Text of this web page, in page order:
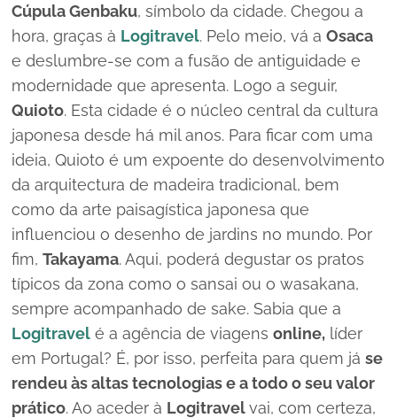
Cúpula Genbaku, símbolo da cidade. Chegou a
hora, graças à Logitravel. Pelo meio, vá a Osaca
e deslumbre-se com a fusão de antiguidade e
modernidade que apresenta. Logo a seguir,
Quioto. Esta cidade é o núcleo central da cultura
japonesa desde há mil anos. Para ficar com uma
ideia, Quioto é um expoente do desenvolvimento
da arquitectura de madeira tradicional, bem
como da arte paisagística japonesa que
influenciou o desenho de jardins no mundo. Por
fim, Takayama. Aqui, poderá degustar os pratos
típicos da zona como o sansai ou o wasakana,
sempre acompanhado de sake. Sabia que a
Logitravel é a agência de viagens online, líder
em Portugal? É, por isso, perfeita para quem já se
rendeu às altas tecnologias e a todo o seu valor
prático. Ao aceder à Logitravelvai, com certeza,